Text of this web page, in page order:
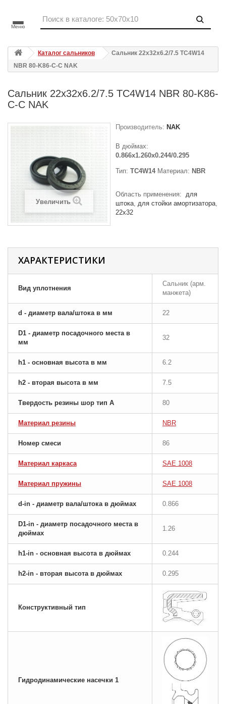
Меню
Каталог сальников
Сальник 22x32x6.2/7.5 TC4W14
NBR 80-K86-C-C NAK
Сальник 22x32x6.2/7.5 TC4W14 NBR 80-K86-
C-C NAK
Увеличить
Производитель: NAK
В дюймах:
0.866x1.260x0.244/0.295
Тип: TC4W14Материал: NBR
Область применения: для
штока для стойки амортизатора
22x32
ХАРАКТЕРИСТИКИ
Вид уплотнения
Сальник (арм.
манжета)
d - диаметр вала/штока в мм 22
D1 - диаметр посадочного места в
мм
32
h1 - основная высота в мм 6.2
h2 - вторая высота в мм 7.5
Твердость резины шор тип A 80
Материал резины NBR
Номер смеси 86
Материал каркаса SAE 1008
Материал пружины SAE 1008
d-in - диаметр вала/штока в дюймах 0.866
D1-in - диаметр посадочного места в
дюймах
1.26
h1-in - основная высота в дюймах 0.244
h2-in - вторая высота в дюймах 0.295
Конструктивный тип
Гидродинамические насечки 1